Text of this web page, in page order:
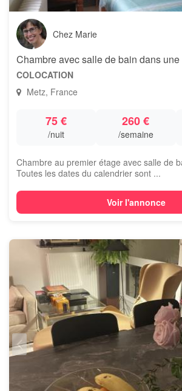
Chez Marie
Chambre avec salle de bain dans
COLOCATION
Metz, France
75 €
/nuit
260 €
/semaine
Chambre au premier étage avec salle de
Toutes les dates du calendrier sont ...
Voir l'annonce